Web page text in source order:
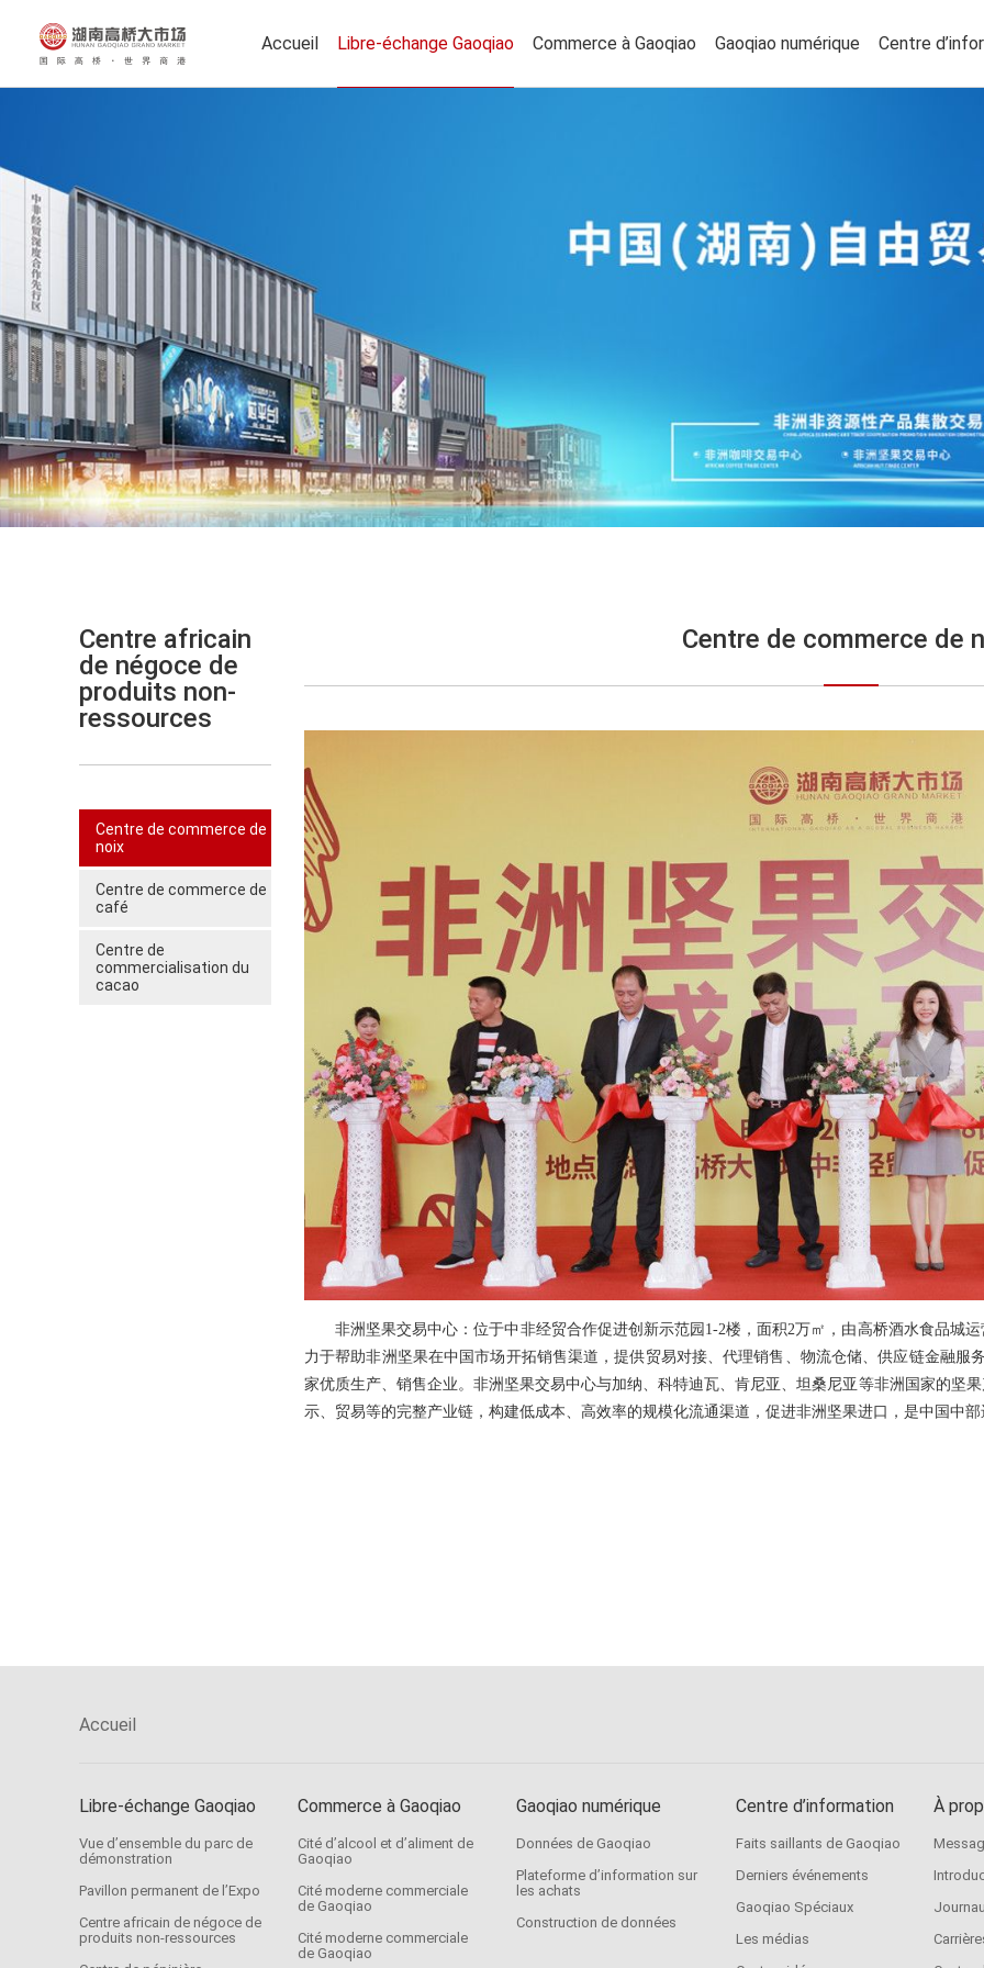
Accueil Libre-échange Gaoqiao Commerce à Gaoqiao Gaoqiao numérique Centre
Centre africain
de négoce de
produits non-
ressources
Centre de commerce de
noix
Centre de commerce de
café
Centre de
commercialisation du
cacao
Centre de commerce de
非洲坚果交易中心：位于中非经贸合作促进创新示范园1-2楼，面积2万㎡，由高桥酒水食品城
力于帮助非洲坚果在中国市场开拓销售渠道，提供贸易对接、代理销售、物流仓储、供应链金融服
家优质生产、销售企业。非洲坚果交易中心与加纳、科特迪瓦、肯尼亚、坦桑尼亚等非洲国家的坚
示、贸易等的完整产业链，构建低成本、高效率的规模化流通渠道，促进非洲坚果进口，是中国中
Accueil
Libre-échange Gaoqiao
Vue d’ensemble du parc de
démonstration
Pavillon permanent de l’Expo
Centre africain de négoce de
produits non-ressources
Commerce à Gaoqiao
Cité d’alcool et d’aliment de
Gaoqiao
Cité moderne commerciale
de Gaoqiao
Cité moderne commerciale
de Gaoqiao
Gaoqiao numérique
Données de Gaoqiao
Plateforme d’information sur
les achats
Construction de données
Centre d’information
Faits saillants de Gaoqiao
Derniers événements
Gaoqiao Spéciaux
Les médias
À